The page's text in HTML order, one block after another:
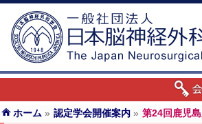
ホーム » 認定学会開催案内 » 第24回鹿児